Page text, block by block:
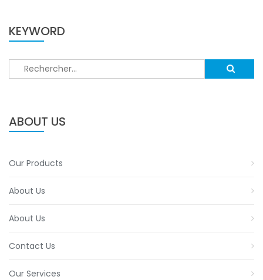
KEYWORD
Rechercher :
ABOUT US
Our Products
About Us
About Us
Contact Us
Our Services